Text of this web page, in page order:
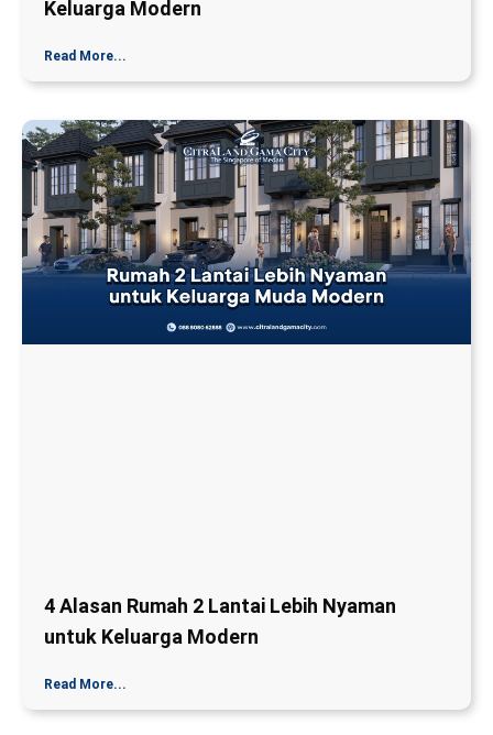
Keluarga Modern
Read More...
4 Alasan Rumah 2 Lantai Lebih Nyaman
untuk Keluarga Modern
Read More...